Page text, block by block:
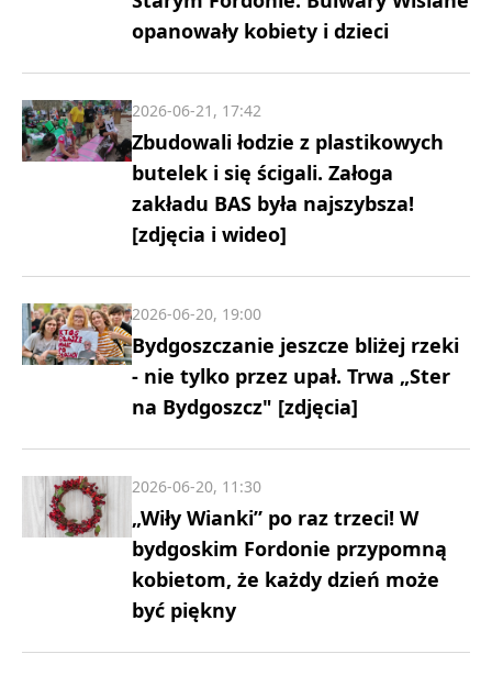
opanowały kobiety i dzieci
Zbudowali łodzie z plastikowych
butelek i się ścigali. Załoga
zakładu BAS była najszybsza!
[zdjęcia i wideo]
2026-06-21, 17:42
Bydgoszczanie jeszcze bliżej rzeki
- nie tylko przez upał. Trwa „Ster
na Bydgoszcz" [zdjęcia]
2026-06-20, 19:00
„Wiły Wianki” po raz trzeci! W
bydgoskim Fordonie przypomną
kobietom, że każdy dzień może
być piękny
2026-06-20, 11:30